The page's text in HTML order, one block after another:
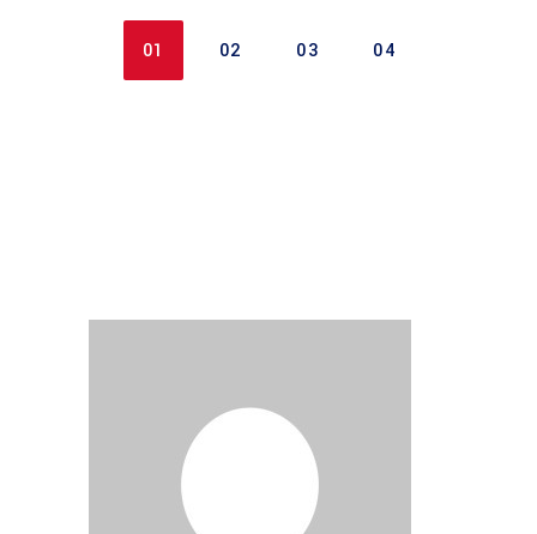
01 02 03 04